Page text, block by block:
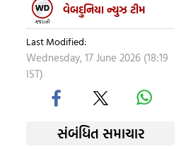
વેબદુનિયા ન્યુઝ ટીમ
Last Modified:
Wednesday, 17 June 2026 (18:19
IST)
સંબંધિત સમાચાર